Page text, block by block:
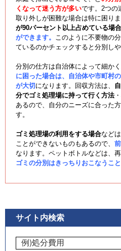
くなって迷う方が多いです。2つの
取り外しが困難な場合は特に困りま
が90パーセント以上占めている場合
ができます。
このように不要物の
ているのかチェックすると分別しや
分別の仕方は自治体によって細か
に困った場合は、自治体や市町村
が大切になります。回収方法は、
分でゴミ処理場に持って行く方法・
あるので、自分のニーズに合った
す。
ゴミ処理場の利用をする場合など
ことができないものもあるので、
なります。ペットボトルなどは、
ゴミの分別はきっちりおこなうこ
サイト内検索